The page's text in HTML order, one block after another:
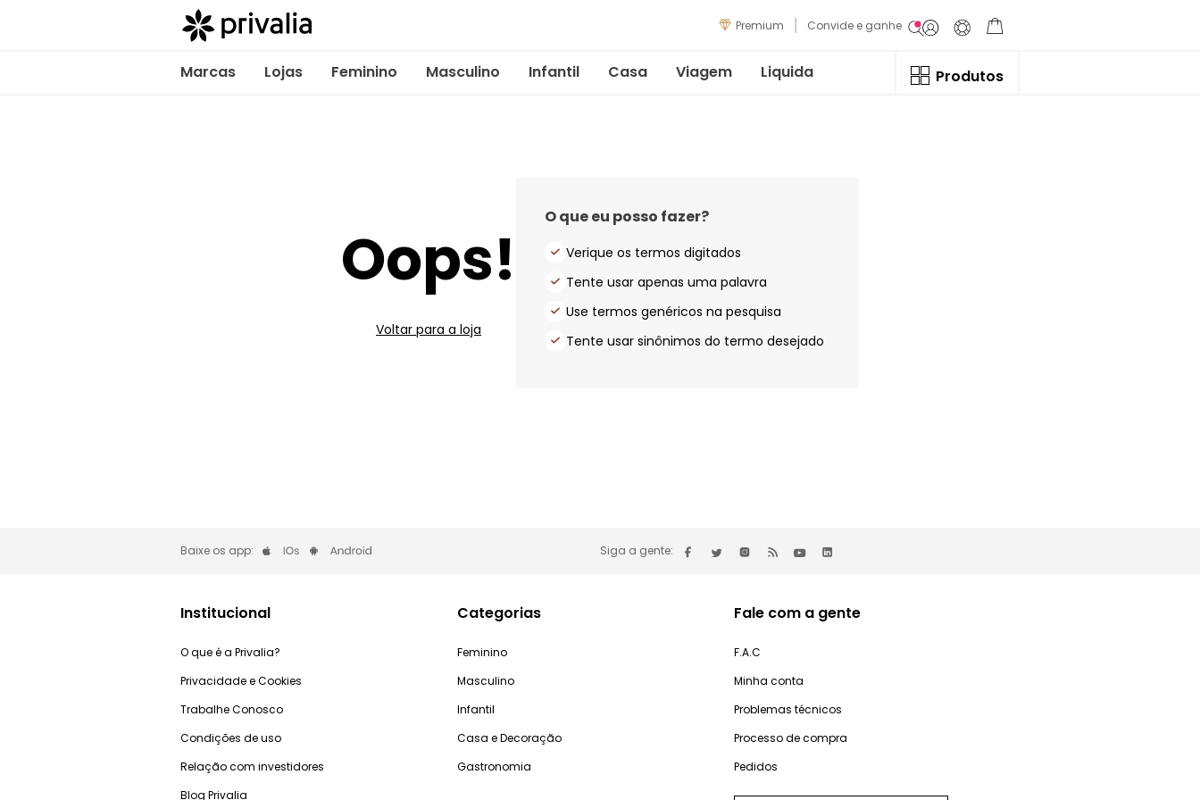
Premium Convide e ganhe
Marcas Lojas Feminino Masculino Infantil Casa Viagem Liquida Produtos
Oops!
Voltar para a loja
O que eu posso fazer?
Verique os termos digitados
Tente usar apenas uma palavra
Use termos genéricos na pesquisa
Tente usar sinônimos do termo desejado
Baixe os app: Siga a gente:
Institucional
O que é a Privalia?
Privacidade e Cookies
Trabalhe Conosco
Condições de uso
Relação com investidores
Blog Privalia
Categorias
Feminino
Masculino
Infantil
Casa e Decoração
Gastronomia
Fale com a gente
F.A.C
Minha conta
Problemas técnicos
Processo de compra
Pedidos